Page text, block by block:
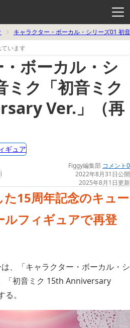
ー
を
開
く
キャラクター・ボーカル・シリーズ01 初
います
ボーカル・シ
ミク「初音ミク
Ver.」（再
ギュア
Figgy編集部 コメント0
2022年8月31日公開
2025年8月1日更新
15周年記念のキュー
ルフィギュアで再登
、「キャラクター・ボーカル・シ
「初音ミク 15th Anniversary
。